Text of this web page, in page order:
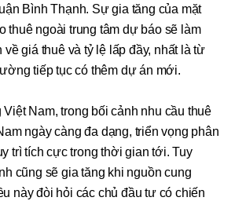
Bình Thạnh. Sự gia tăng của mặt
thuê ngoài trung tâm dự báo sẽ làm
về giá thuê và tỷ lệ lấp đầy, nhất là từ
tiếp tục có thêm dự án mới.
Nam, trong bối cảnh nhu cầu thuê
ngày càng đa dạng, triển vọng phân
trì tích cực trong thời gian tới. Tuy
cũng sẽ gia tăng khi nguồn cung
này đòi hỏi các chủ đầu tư có chiến